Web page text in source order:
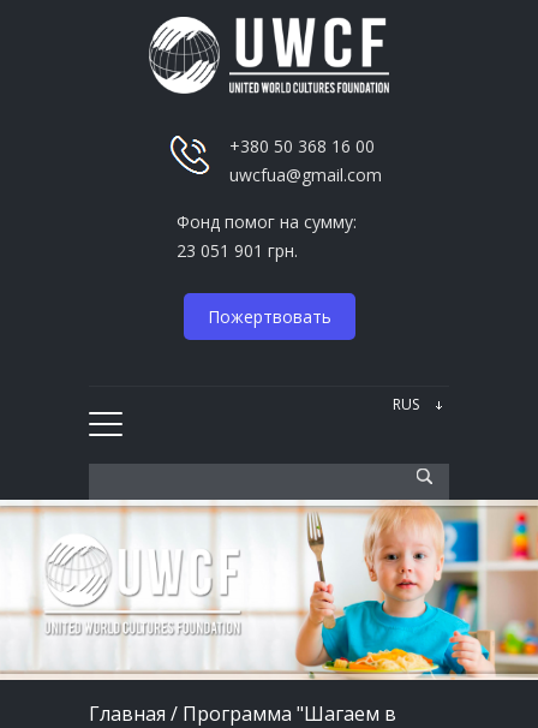
+380 50 368 16 00
uwcfua@gmail.com
Фонд помог на сумму:
23 051 901 грн.
Пожертвовать
Главная / Программа "Шагаем в